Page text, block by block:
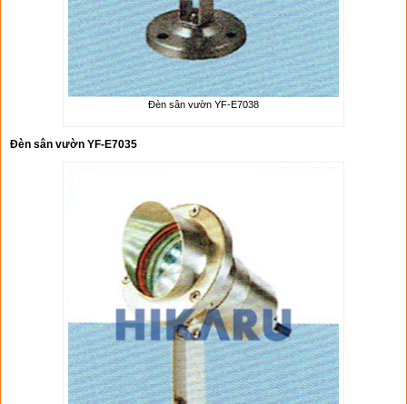
Đèn sân vườn YF-E7038
Đèn sân vườn YF-E7035